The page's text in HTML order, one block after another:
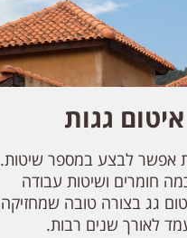
איטום גגות
אפשר לבצע במספר שיטות.
חומרים ושיטות עבודה
גג בצורה טובה שמחזיקה
לאורך שנים רבות.